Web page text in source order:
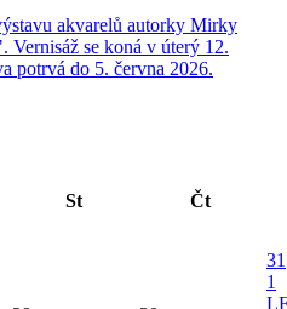
akvarelů autorky Mirky
se koná v úterý 12.
potrvá do 5. června 2026.
St Čt
31
1